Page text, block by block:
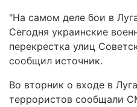
"На самом деле бои в
Сегодня украинские
перекрестка улиц
сообщил источник.
Во вторник о входе в
террористов сообщали